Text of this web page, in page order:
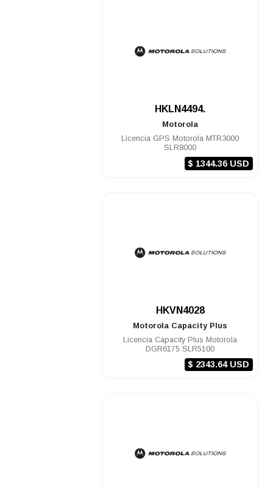
HKLN4494.
Motorola
Licencia GPS Motorola MTR3000
SLR8000
$ 1344.36 USD
HKVN4028
Motorola Capacity Plus
Licencia Capacity Plus Motorola
DGR6175 SLR5100
$ 2343.64 USD